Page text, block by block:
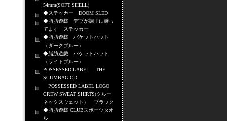
54mm(SOFT SHELL)
◆ステッカー DOOM SLED
◆脂肪遊戯 デブが調子に乗っ
てます ステッカー
◆脂肪遊戯 バケットハット
（ダークブルー）
◆脂肪遊戯 バケットハット
（ライトブルー）
POSSESSED LABEL THE
SCUMBAG CD
POSSESSED LABEL LOGO
CREW SWEAT SHIRTS(クルー
ネックスウェット） ブラック
◆脂肪遊戯 CLUBスポーツタオ
ル